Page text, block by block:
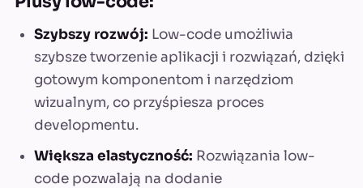
Szybszy rozwój: Low-code umożliwia
szybsze tworzenie aplikacji i rozwiązań, dzięki
gotowym komponentom i narzędziom
wizualnym, co przyśpiesza proces
developmentu.
Większa elastyczność: Rozwiązania low-
code pozwalają na dodanie